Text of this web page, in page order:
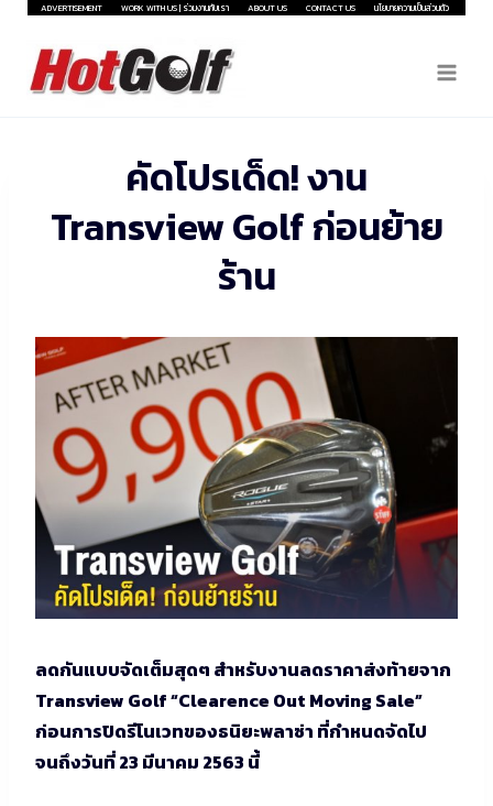
Skip
content
ADVERTISEMENT WORK WITH US | ร่วมงานกับเรา ABOUT US CONTACT US นโยบายความเป็นส่วนตัว
คัดโปรเด็ด! งาน
Transview Golf ก่อนย้าย
ร้าน
ลดกันแบบจัดเต็มสุดๆ สำหรับงานลดราคาส่งท้ายจาก
Transview Golf “Clearence Out Moving Sale”
ก่อนการปิดรีโนเวทของธนิยะพลาซ่า ที่กำหนดจัดไป
จนถึงวันที่ 23 มีนาคม 2563 นี้